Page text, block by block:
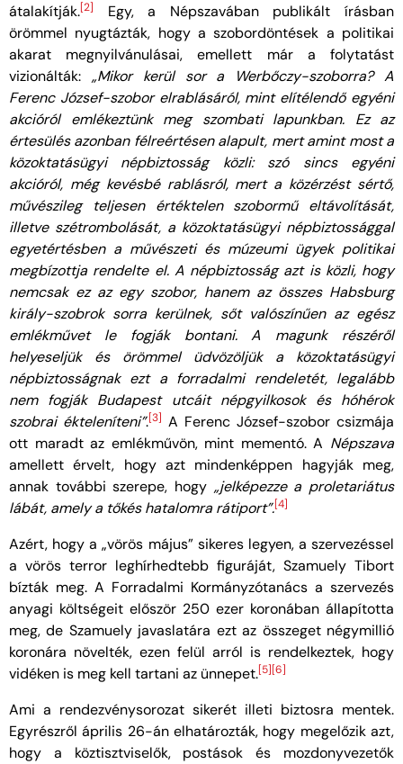
átalakítják.[2]
Egy, a Népszavában publikált írásban
örömmel nyugtázták, hogy a szobordöntések a politikai
akarat megnyilvánulásai, emellett már a folytatást
vizionálták: „Mikor kerül sor a Werbőczy-szoborra? A
Ferenc József-szobor elrablásáról, mint elítélendő egyéni
akcióról emlékeztünk meg szombati lapunkban. Ez az
értesülés azonban félreértésen alapult, mert amint most a
közoktatásügyi népbiztosság közli: szó sincs egyéni
akcióról, még kevésbé rablásról, mert a közérzést sértő,
művészileg teljesen értéktelen szobormű eltávolítását,
illetve szétrombolását, a közoktatásügyi népbiztossággal
egyetértésben a művészeti és múzeumi ügyek politikai
megbízottja rendelte el. A népbiztosság azt is közli, hogy
nemcsak ez az egy szobor, hanem az összes Habsburg
király-szobrok sorra kerülnek, sőt valószínűen az egész
emlékművet le fogják bontani. A magunk részéről
helyeseljük és örömmel üdvözöljük a közoktatásügyi
népbiztosságnak ezt a forradalmi rendeletét, legalább
nem fogják Budapest utcáit népgyilkosok és hóhérok
szobrai ékteleníteni”.[3] A Ferenc József-szobor csizmája
ott maradt az emlékművön, mint mementó. A Népszava
amellett érvelt, hogy azt mindenképpen hagyják meg,
annak további szerepe, hogy „jelképezze a proletariátus
lábát, amely a tőkés hatalomra rátiport”.[4]
Azért, hogy a „vörös május” sikeres legyen, a szervezéssel
a vörös terror leghírhedtebb figuráját, Szamuely Tibort
bízták meg. A Forradalmi Kormányzótanács a szervezés
anyagi költségeit először 250 ezer koronában állapította
meg, de Szamuely javaslatára ezt az összeget négymillió
koronára növelték, ezen felül arról is rendelkeztek, hogy
vidéken is meg kell tartani az ünnepet.[5][6]
Ami a rendezvénysorozat sikerét illeti biztosra mentek.
Egyrészről április 26-án elhatározták, hogy megelőzik azt,
hogy a köztisztviselők, postások és mozdonyvezetők